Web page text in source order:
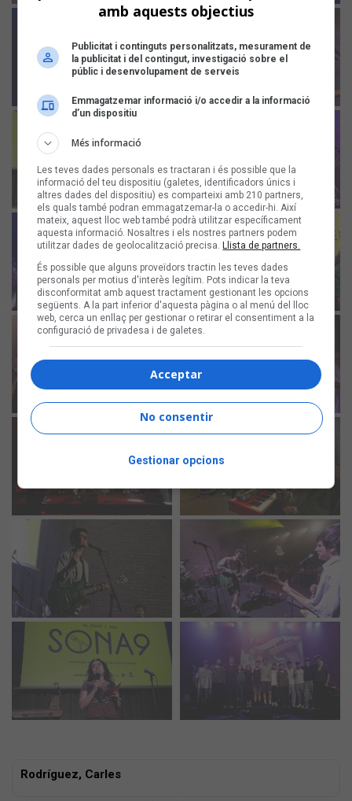
Rodríguez, Carles
amb aquests objectius
Publicitat i continguts personalitzats, mesurament de
la publicitat i del contingut, investigació sobre el
públic i desenvolupament de serveis
Emmagatzemar informació i/o accedir a la informació
d’un dispositiu
Més informació
Les teves dades personals es tractaran i és possible que la
informació del teu dispositiu (galetes, identificadors únics i
altres dades del dispositiu) es comparteixi amb 210 partners,
els quals també podran emmagatzemar-la o accedir-hi. Així
mateix, aquest lloc web també podrà utilitzar específicament
aquesta informació. Nosaltres i els nostres partners podem
utilitzar dades de geolocalització precisa. Llista de partners.
És possible que alguns proveïdors tractin les teves dades
personals per motius d'interès legítim. Pots indicar la teva
disconformitat amb aquest tractament gestionant les opcions
següents. A la part inferior d'aquesta pàgina o al menú del lloc
web, cerca un enllaç per gestionar o retirar el consentiment a la
configuració de privadesa i de galetes.
Acceptar
No consentir
Gestionar opcions